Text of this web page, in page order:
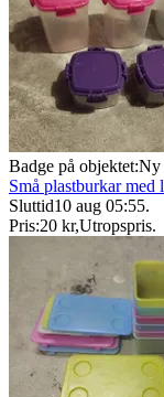
Badge på objektet:Ny
Små plastburkar med
Sluttid10 aug 05:55.
Pris:20 kr,Utropspris.